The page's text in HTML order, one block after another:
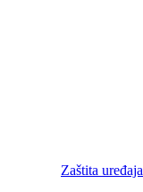
Zaštita uređaja